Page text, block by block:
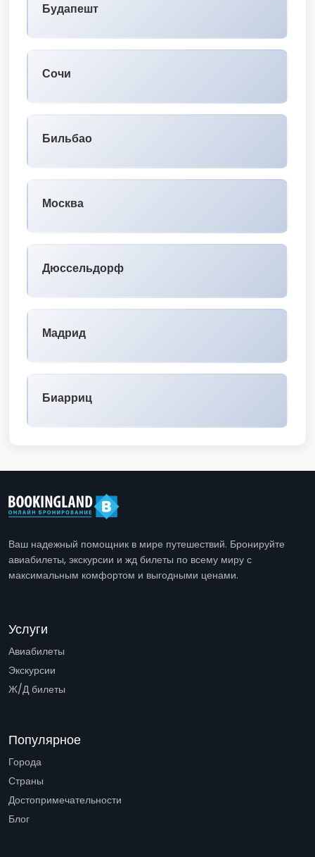
Будапешт
Сочи
Бильбао
Москва
Дюссельдорф
Мадрид
Биарриц
Ваш надежный помощник в мире путешествий. Бронируйте
авиабилеты, экскурсии и жд билеты по всему миру с
максимальным комфортом и выгодными ценами.
Услуги
Авиабилеты
Экскурсии
Ж/Д билеты
Популярное
Города
Страны
Достопримечательности
Блог